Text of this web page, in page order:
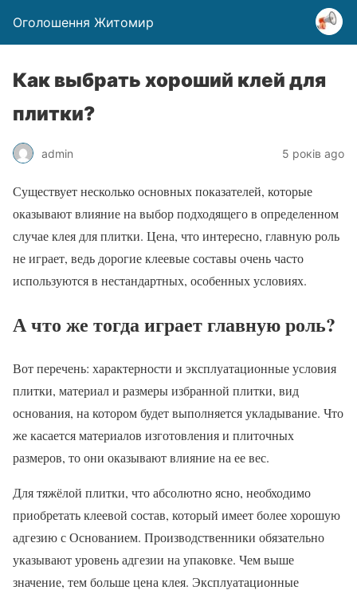
Оголошення Житомир
Как выбрать хороший клей для
плитки?
admin 5 років ago
Существует несколько основных показателей, которые
оказывают влияние на выбор подходящего в определенном
случае клея для плитки. Цена, что интересно, главную роль
не играет, ведь дорогие клеевые составы очень часто
используются в нестандартных, особенных условиях.
А что же тогда играет главную роль?
Вот перечень: характерности и эксплуатационные условия
плитки, материал и размеры избранной плитки, вид
основания, на котором будет выполняется укладывание. Что
же касается материалов изготовления и плиточных
размеров, то они оказывают влияние на ее вес.
Для тяжёлой плитки, что абсолютно ясно, необходимо
приобретать клеевой состав, который имеет более хорошую
адгезию с Основанием. Производственники обязательно
указывают уровень адгезии на упаковке. Чем выше
значение, тем больше цена клея. Эксплуатационные